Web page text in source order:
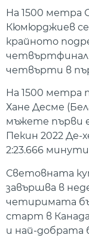
На 1500 метра
Кюмюрджиев
крайното
четвърти в
На 1500 метра
Хане Десме
мъжете първи
Пекин 2022 Де-
2:23.666
Световната
завършва в
четиримата
старт в
и най-добрата